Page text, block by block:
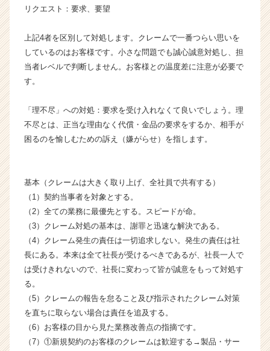
ウ
が
届
く
イ
ト
チ
リ
ア
（C
h
e
e
r
e
e
r）
リクエスト：要求、要望
上記4者を区別して対処します。クレームで一番つらい思いを
しているのはお客様です。小さな問題でも誠心誠意対処し、担
当者レベルで判断しません。お客様との温度差に注意が必要で
す。
「理不尽」への対処：要求を受け入れなくて良いでしょう。理
不尽とは、正当な理由なく代償・金品の要求をするか、相手が
困るのを愉しむための訴え（嫌がらせ）を指します。
基本（クレームは大きく取り上げ、全社員で共有する）
（1）契約当事者を対象とする。
（2）全ての業務に最優先とする。スピードが命。
（3）クレーム対処の基本は、謝罪と迅速な解決である。
（4）クレーム発生の責任は一切追求しない。発生の責任は社
長にある。本来は全て社長が受けるべきであるが、社長一人で
は受けきれないので、社長に変わって皆が誠意をもって対処す
る。
（5）クレームの報告を怠ること及び指示されたクレーム対策
を直ちに取らない場合は責任を追及する。
（6）お客様の目から見た業務改善点の指摘です。
（7）①新規契約のお客様のクレームは歓迎する→製品・サー